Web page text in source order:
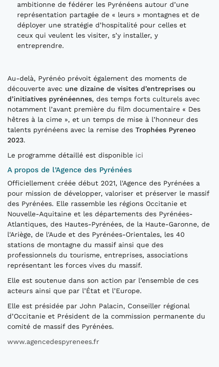
ambitionne de fédérer les Pyrénéens autour d’une
représentation partagée de « leurs » montagnes et de
déployer une stratégie d’hospitalité pour celles et
ceux qui veulent les visiter, s’y installer, y
entreprendre.
Au-delà, Pyrénéo prévoit également des moments de
découverte avec une dizaine de visites d’entreprises ou
d’initiatives pyrénéennes, des temps forts culturels avec
notamment l’avant première du film documentaire « Des
hêtres à la cime », et un temps de mise à l’honneur des
talents pyrénéens avec la remise des Trophées Pyreneo
2023.
Le programme détaillé est disponible ici
A propos de l’Agence des Pyrénées
Officiellement créée début 2021, l'Agence des Pyrénées a
pour mission de développer, valoriser et préserver le massif
des Pyrénées. Elle rassemble les régions Occitanie et
Nouvelle-Aquitaine et les départements des Pyrénées-
Atlantiques, des Hautes-Pyrénées, de la Haute-Garonne, de
l'Ariège, de l'Aude et des Pyrénées-Orientales, les 40
stations de montagne du massif ainsi que des
professionnels du tourisme, entreprises, associations
représentant les forces vives du massif.
Elle est soutenue dans son action par l’ensemble de ces
acteurs ainsi que par l’État et l’Europe.
Elle est présidée par John Palacin, Conseiller régional
d’Occitanie et Président de la commission permanente du
comité de massif des Pyrénées.
www.agencedespyrenees.fr